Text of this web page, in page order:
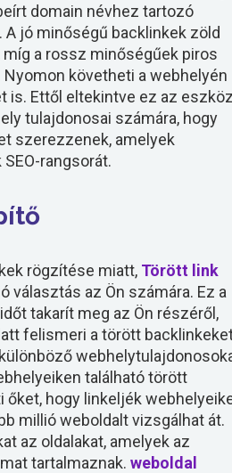
domain névhez tartozó
jó minőségű backlinkek zöld
a rossz minőségűek piros
követheti a webhelyén
is. Ettől eltekintve ez az
tulajdonosai számára, hogy
szerezzenek, amelyek
rangsorát.
rögzítése miatt, Törött link
választás az Ön számára. Ez a
takarít meg az Ön részéről,
felismeri a törött
található törött
őket, hogy linkeljék
millió weboldalt vizsgálhat át.
az oldalakat, amelyek az
tartalmaznak. weboldal